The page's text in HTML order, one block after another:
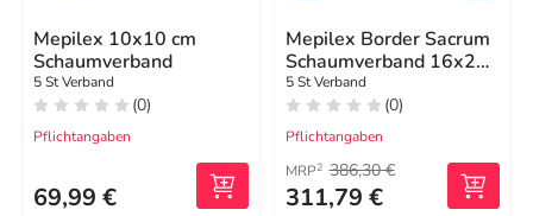
Mepilex 10x10 cm
Schaumverband
5 St Verband
(0)
Pflichtangaben
69,99 €
Mepilex Border Sacrum
Schaumverband 16x20
cm steril
5 St Verband
(0)
Pflichtangaben
MRP2 386,30 €
311,79 €